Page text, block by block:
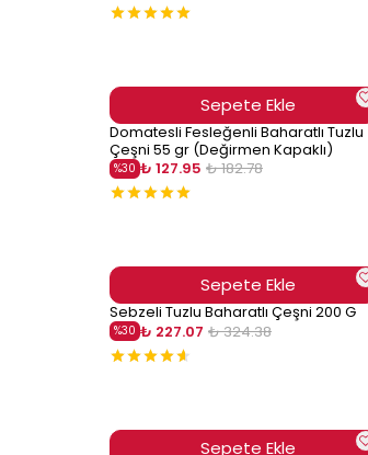
Sepete Ekle
Domatesli Fesleğenli Baharatlı Tuzlu
Çeşni 55 gr (Değirmen Kapaklı)
%30 ₺ 127.95 ₺ 182.78
Sepete Ekle
Sebzeli Tuzlu Baharatlı Çeşni 200 G
%30 ₺ 227.07 ₺ 324.38
Sepete Ekle